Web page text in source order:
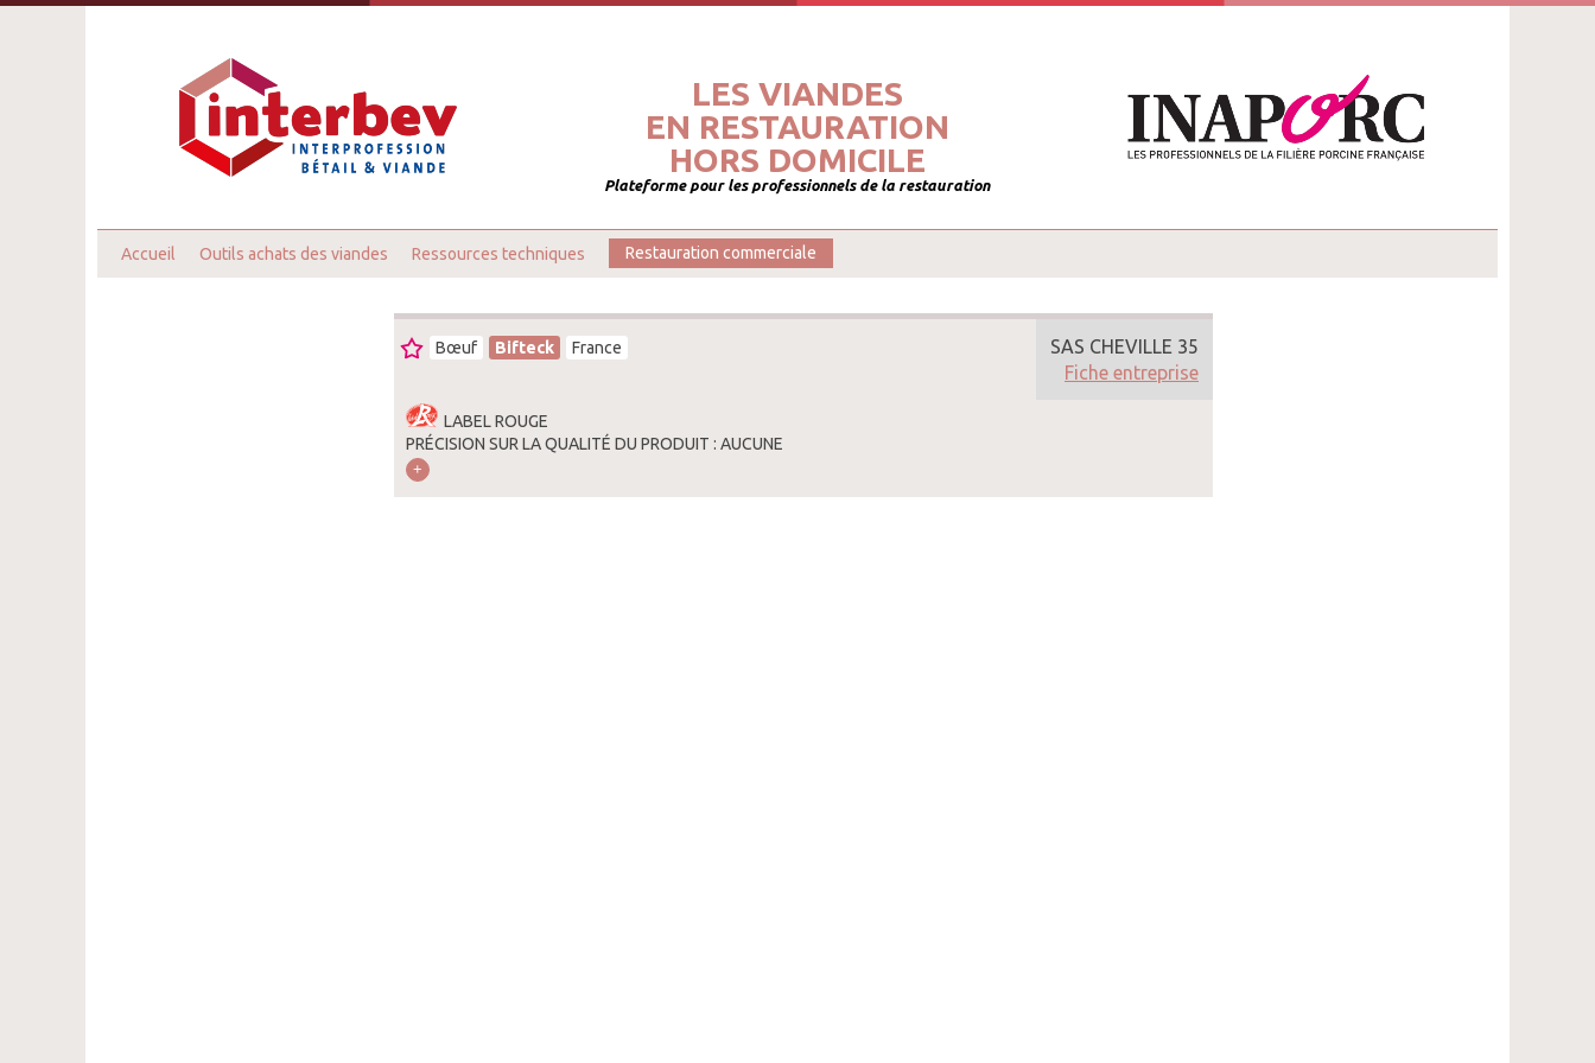
LES VIANDES
EN RESTAURATION
HORS DOMICILE
Plateforme pour les professionnels de la restauration
Accueil Outils achats des viandes Ressources techniques Restauration commerciale
Bœuf Bifteck France
LABEL ROUGE
PRÉCISION SUR LA QUALITÉ DU PRODUIT : AUCUNE
SAS CHEVILLE 35
Fiche entreprise